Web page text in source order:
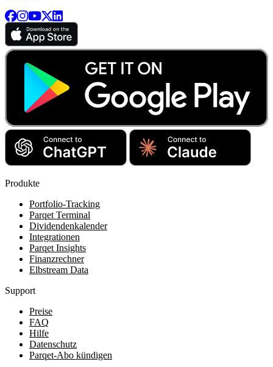
Produkte
Portfolio-Tracking
Parqet Terminal
Dividendenkalender
Integrationen
Parqet Insights
Finanzrechner
Elbstream Data
Support
Preise
FAQ
Hilfe
Datenschutz
Parqet-Abo kündigen